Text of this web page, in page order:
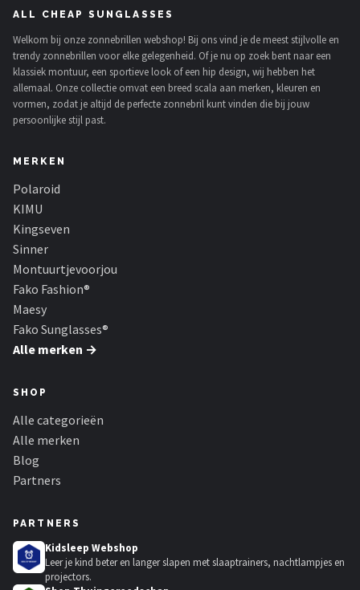
ALL CHEAP SUNGLASSES
Welkom bij onze zonnebrillen webshop! Bij ons vind je de meest stijlvolle en
trendy zonnebrillen voor elke gelegenheid. Of je nu op zoek bent naar een
klassiek montuur, een sportieve look of een hip design, wij hebben het
allemaal. Onze collectie omvat een breed scala aan merken, kleuren en
vormen, zodat je altijd de perfecte zonnebril kunt vinden die bij jouw
persoonlijke stijl past.
MERKEN
Polaroid
KIMU
Kingseven
Sinner
Montuurtjevoorjou
Fako Fashion®
Maesy
Fako Sunglasses®
Alle merken →
SHOP
Alle categorieën
Alle merken
Blog
Partners
PARTNERS
Kidsleep Webshop
Leer je kind beter en langer slapen met slaaptrainers, nachtlampjes en
projectors.